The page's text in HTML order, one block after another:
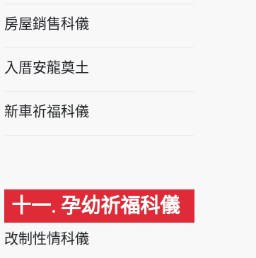
房屋銷售科儀
入厝安龍奠土
新車祈福科儀
十一. 孕幼祈福科儀
改制性情科儀